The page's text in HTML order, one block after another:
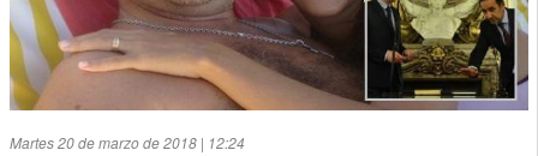
Martes 20 de marzo de 2018 | 12:24